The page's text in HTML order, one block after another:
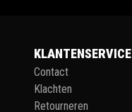
KLANTENSERVICE
Contact
Klachten
Retourneren